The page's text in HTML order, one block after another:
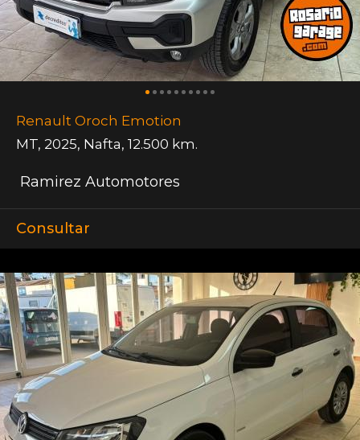
Renault Oroch Emotion
MT, 2025, Nafta, 12.500 km.
Ramirez Automotores
Consultar